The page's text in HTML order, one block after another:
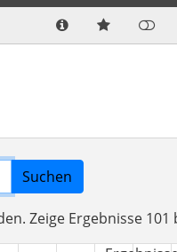
Suchen
Zeige Ergebnisse 101